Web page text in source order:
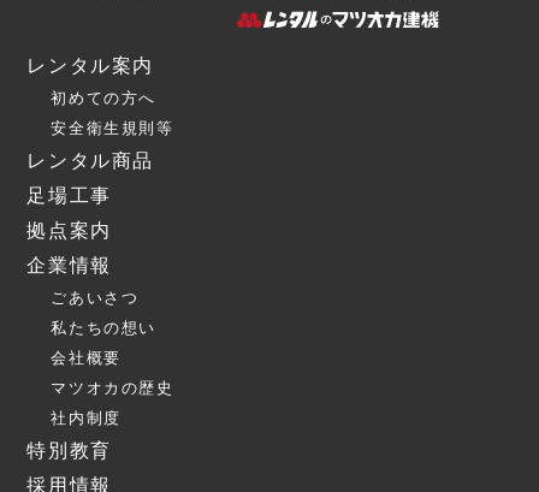
レンタル案内
初めての方へ
安全衛生規則等
レンタル商品
足場工事
拠点案内
企業情報
ごあいさつ
私たちの想い
会社概要
マツオカの歴史
社内制度
特別教育
採用情報